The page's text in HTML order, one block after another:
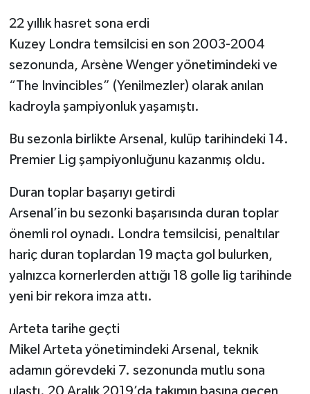
22 yıllık hasret sona erdi
Kuzey Londra temsilcisi en son 2003-2004
sezonunda, Arsène Wenger yönetimindeki ve
“The Invincibles” (Yenilmezler) olarak anılan
kadroyla şampiyonluk yaşamıştı.
Bu sezonla birlikte Arsenal, kulüp tarihindeki 14.
Premier Lig şampiyonluğunu kazanmış oldu.
Duran toplar başarıyı getirdi
Arsenal’in bu sezonki başarısında duran toplar
önemli rol oynadı. Londra temsilcisi, penaltılar
hariç duran toplardan 19 maçta gol bulurken,
yalnızca kornerlerden attığı 18 golle lig tarihinde
yeni bir rekora imza attı.
Arteta tarihe geçti
Mikel Arteta yönetimindeki Arsenal, teknik
adamın görevdeki 7. sezonunda mutlu sona